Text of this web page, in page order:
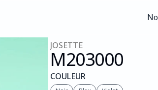
JOSETTE
M203000
COULEUR